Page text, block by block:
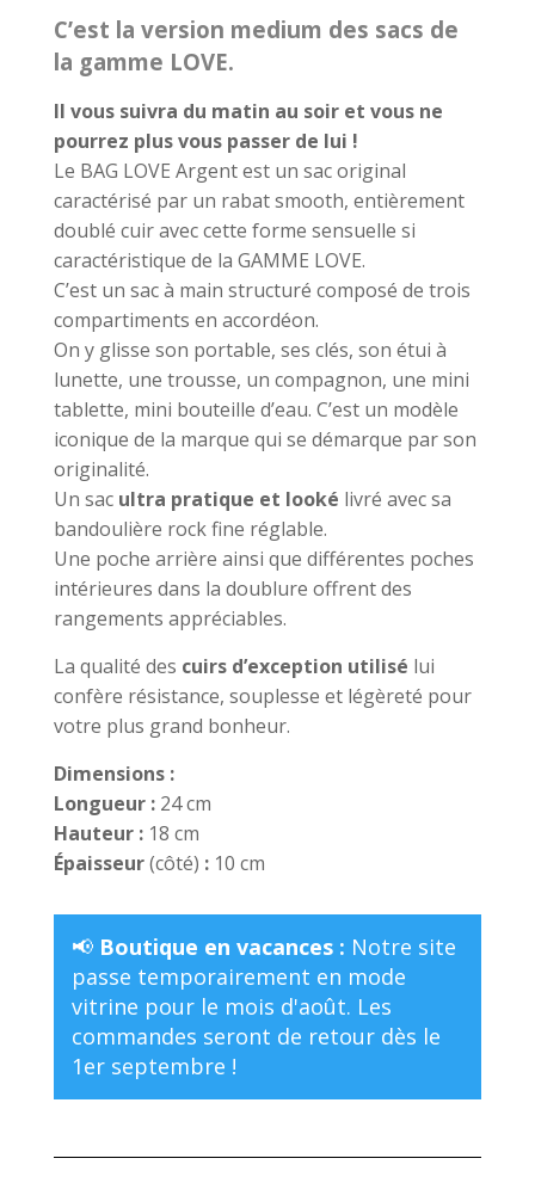
C’est la version medium des sacs de
la gamme LOVE.
Il vous suivra du matin au soir et vous ne
pourrez plus vous passer de lui !
Le BAG LOVE Argent est un sac original
caractérisé par un rabat smooth, entièrement
doublé cuir avec cette forme sensuelle si
caractéristique de la GAMME LOVE.
C’est un sac à main structuré composé de trois
compartiments en accordéon.
On y glisse son portable, ses clés, son étui à
lunette, une trousse, un compagnon, une mini
tablette, mini bouteille d’eau. C’est un modèle
iconique de la marque qui se démarque par son
originalité.
Un sac ultra pratique et looké livré avec sa
bandoulière rock fine réglable.
Une poche arrière ainsi que différentes poches
intérieures dans la doublure offrent des
rangements appréciables.
La qualité des cuirs d’exception utilisé lui
confère résistance, souplesse et légèreté pour
votre plus grand bonheur.
Dimensions :
Longueur :24 cm
Hauteur :18 cm
Épaisseur(côté) :10 cm
📢 Boutique en vacances : Notre site
passe temporairement en mode
vitrine pour le mois d'août. Les
commandes seront de retour dès le
1er septembre !